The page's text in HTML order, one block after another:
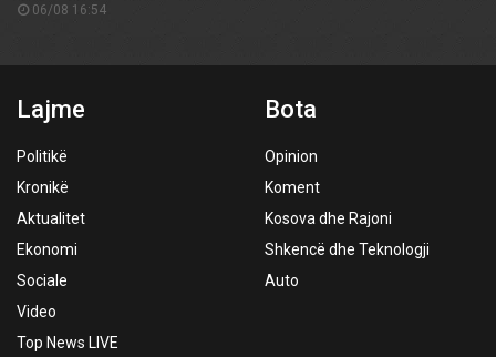
06/08 16:54
Lajme
Politikë
Kronikë
Aktualitet
Ekonomi
Sociale
Video
Top News LIVE
Bota
Opinion
Koment
Kosova dhe Rajoni
Shkencë dhe Teknologji
Auto